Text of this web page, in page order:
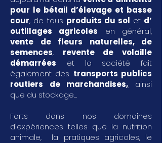
pour le bétail d’élevage et basse
cour, de tous produits du sol et d’
outillages agricoles en général,
vente de fleurs naturelles, de
semences, revente de volaille
démarrées et la société fait
également des transports publics
routiers de marchandises, ainsi
que du stockage...
Forts dans nos domaines
d'expériences telles que la nutrition
animale, la pratiques agricoles, le